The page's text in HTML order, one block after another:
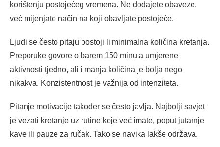
korištenju postojećeg vremena. Ne dodajete obaveze,
već mijenjate način na koji obavljate postojeće.
Ljudi se često pitaju postoji li minimalna količina kretanja.
Preporuke govore o barem 150 minuta umjerene
aktivnosti tjedno, ali i manja količina je bolja nego
nikakva. Konzistentnost je važnija od intenziteta.
Pitanje motivacije također se često javlja. Najbolji savjet
je vezati kretanje uz rutine koje već imate, poput jutarnje
kave ili pauze za ručak. Tako se navika lakše održava.